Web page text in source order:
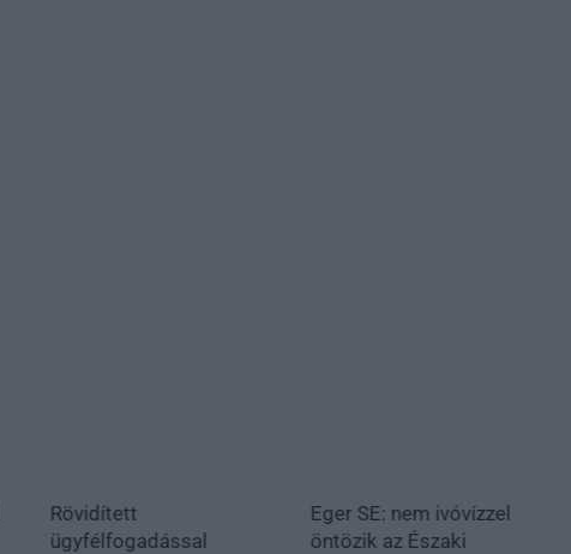
Rövidített
ügyfélfogadással
Eger SE: nem ivóvízzel
öntözik az Északi